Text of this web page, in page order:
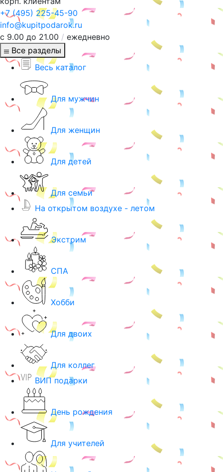
+7 (495) 225-45-90
info@kupitpodarok.ru
с 9.00 до 21.00 / ежедневно
Все разделы
Весь каталог
Для мужчин
Для женщин
Для детей
Для семьи
На открытом воздухе - летом
Экстрим
СПА
Хобби
Для двоих
Для коллег
ВИП подарки
День рождения
Для учителей